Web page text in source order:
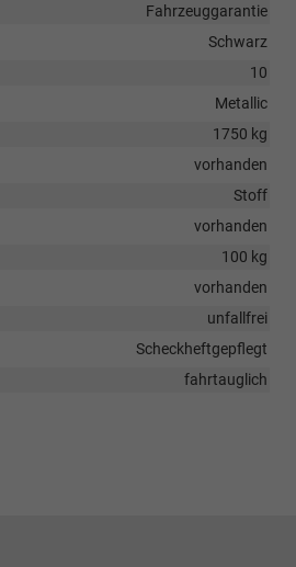
Fahrzeuggarantie
Schwarz
10
Metallic
1750 kg
vorhanden
Stoff
vorhanden
100 kg
vorhanden
unfallfrei
Scheckheftgepflegt
fahrtauglich